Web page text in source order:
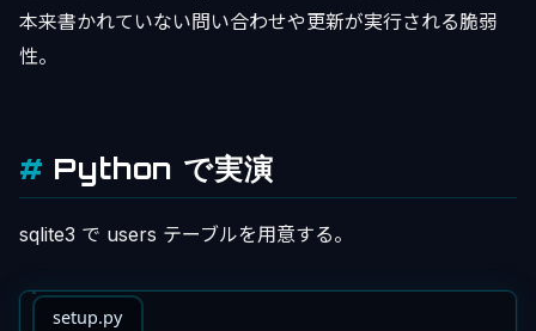
本来書かれていない問い合わせや更新が実行される脆弱
性。
Python で実演
sqlite3 で users テーブルを用意する。
setup.py